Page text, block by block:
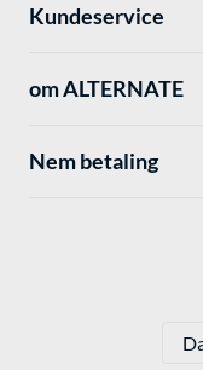
Kundeservice
om ALTERNATE
Nem betaling